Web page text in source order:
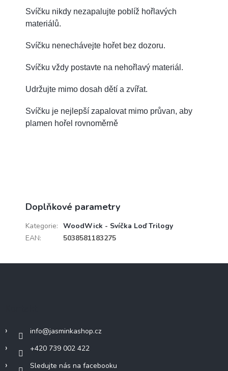
Svíčku nikdy nezapalujte poblíž hořlavých
materiálů.
Svíčku nenechávejte hořet bez dozoru.
Svíčku vždy postavte na nehořlavý materiál.
Udržujte mimo dosah dětí a zvířat.
Svíčku je nejlepší zapalovat mimo průvan, aby
plamen hořel rovnoměrně
Doplňkové parametry
Kategorie: WoodWick - Svíčka Loď Trilogy
EAN: 5038581183275
info@jasminkashop.cz
+420 739 002 422
Sledujte nás na facebooku